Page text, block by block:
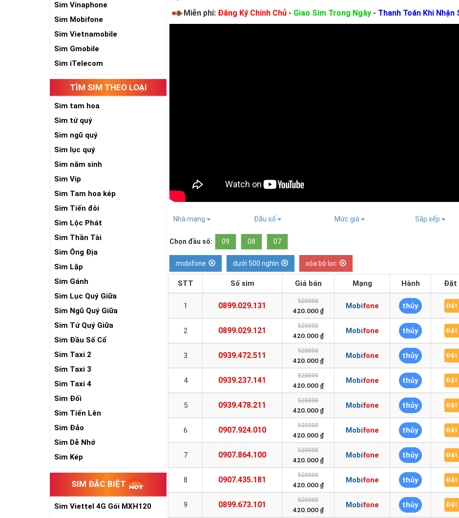
Sim Vinaphone
Sim Mobifone
Sim Vietnamobile
Sim Gmobile
Sim iTelecom
TÌM SIM THEO LOẠI
Sim tam hoa
Sim tứ quý
Sim ngũ quý
Sim lục quý
Sim năm sinh
Sim Vip
Sim Tam hoa kép
Sim Tiến đôi
Sim Lộc Phát
Sim Thần Tài
Sim Ông Địa
Sim Lặp
Sim Gánh
Sim Lục Quý Giữa
Sim Ngũ Quý Giữa
Sim Tứ Quý Giữa
Sim Đầu Số Cổ
Sim Taxi 2
Sim Taxi 3
Sim Taxi 4
Sim Đối
Sim Tiến Lên
Sim Đảo
Sim Dễ Nhớ
Sim Kép
SIM ĐẶC BIỆT
Sim Viettel 4G Gói MXH120
Miễn phí: Đăng Ký Chính Chủ - Giao Sim Trong Ngày - Thanh Toán Khi Nhận
Nhà mạng Đầu số Mức giá Sắp xếp
Chọn đầu số: 09 08 07
mobifone dưới 500 nghìn xóa bộ lọc
STT Số sim Giá bán Mạng Hành Đặt
1 0899.029.131 520000
420.000 ₫
Mobifone thủy Đặt
2 0899.029.121 520000
420.000 ₫
Mobifone thủy Đặt
3 0939.472.511 520000
420.000 ₫
Mobifone thủy Đặt
4 0939.237.141 520000
420.000 ₫
Mobifone thủy Đặt
5 0939.478.211 520000
420.000 ₫
Mobifone thủy Đặt
6 0907.924.010 520000
420.000 ₫
Mobifone thủy Đặt
7 0907.864.100 520000
420.000 ₫
Mobifone thủy Đặt
8 0907.435.181 520000
420.000 ₫
Mobifone thủy Đặt
9 0899.673.101 520000
420.000 ₫
Mobifone thủy Đặt